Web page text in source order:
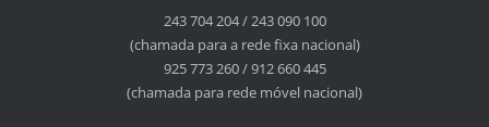
243 704 204/243 090 100
(chamada para a rede fixa nacional)
925 773 260/912 660 445
(chamada para rede móvel nacional)